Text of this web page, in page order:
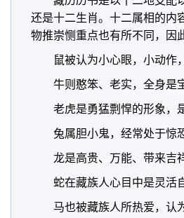
还是十二生肖。十二属相的内
物推崇恻重点也有所不同，因
鼠被认为小心眼，小动作
牛则憨笨、老实，全身是
老虎是勇猛剽悍的形象，
兔属胆小鬼，经常处于惊
龙是高贵、万能、带来吉
蛇在藏族人心目中是灵活
马也被藏族人所热爱，认